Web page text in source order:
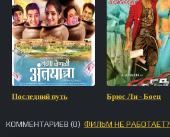
Последний путь Брюс Ли - Боец
КОММЕНТАРИЕВ (0) ФИЛЬМ НЕ РАБОТАЕТ?